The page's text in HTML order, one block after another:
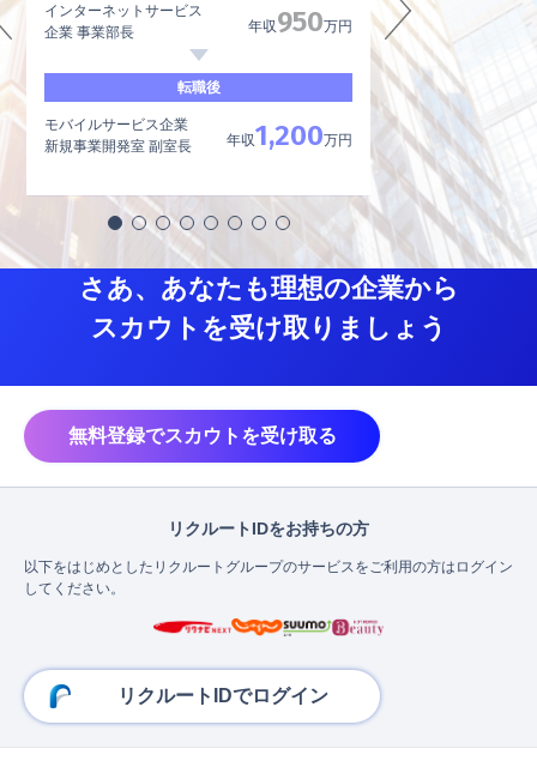
インターネットサービス
企業 事業部長
年収950万円
転職後
モバイルサービス企業
新規事業開発室 副室長
年収1,200万円
外資系製薬メーカー
品質管理、品質保証
内資系製薬メーカー
品質管理責任者
さあ、あなたも理想の企業から
スカウトを受け取りましょう
無料登録でスカウトを受け取る
リクルートIDをお持ちの方
以下をはじめとしたリクルートグループのサービスをご利用の方はログイン
してください。
リクルートIDでログイン